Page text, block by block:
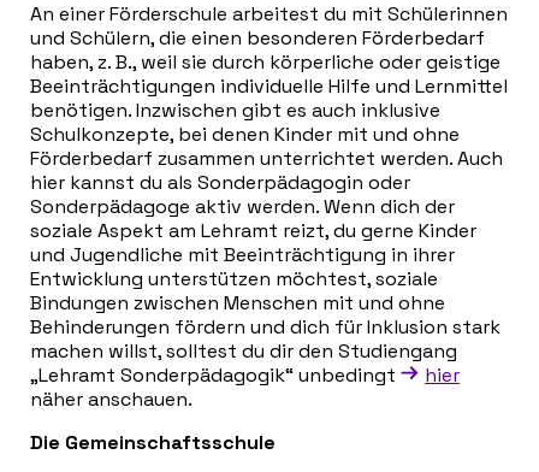
An einer Förderschule arbeitest du mit Schülerinnen
und Schülern, die einen besonderen Förderbedarf
haben, z. B., weil sie durch körperliche oder geistige
Beeinträchtigungen individuelle Hilfe und Lernmittel
benötigen. Inzwischen gibt es auch inklusive
Schulkonzepte, bei denen Kinder mit und ohne
Förderbedarf zusammen unterrichtet werden. Auch
hier kannst du als Sonderpädagogin oder
Sonderpädagoge aktiv werden. Wenn dich der
soziale Aspekt am Lehramt reizt, du gerne Kinder
und Jugendliche mit Beeinträchtigung in ihrer
Entwicklung unterstützen möchtest, soziale
Bindungen zwischen Menschen mit und ohne
Behinderungen fördern und dich für Inklusion stark
machen willst, solltest du dir den Studiengang
„Lehramt Sonderpädagogik“ unbedingt
hier
näher anschauen.
Die Gemeinschaftsschule